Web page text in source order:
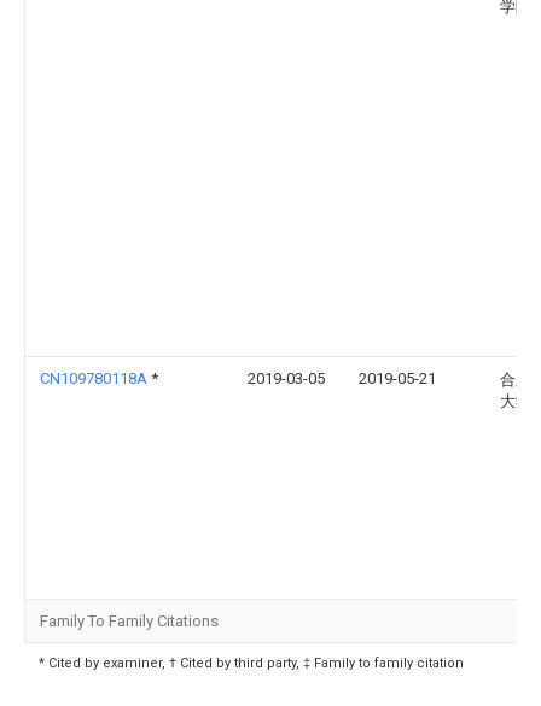
学院
CN109780118A * 2019-03-05 2019-05-21
合肥
大学
Family To Family Citations
* Cited by examiner, † Cited by third party, ‡ Family to family citation